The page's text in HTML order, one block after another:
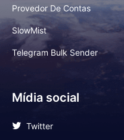
Provedor De Contas
SlowMist
Telegram Bulk Sender
Mídia social
Twitter